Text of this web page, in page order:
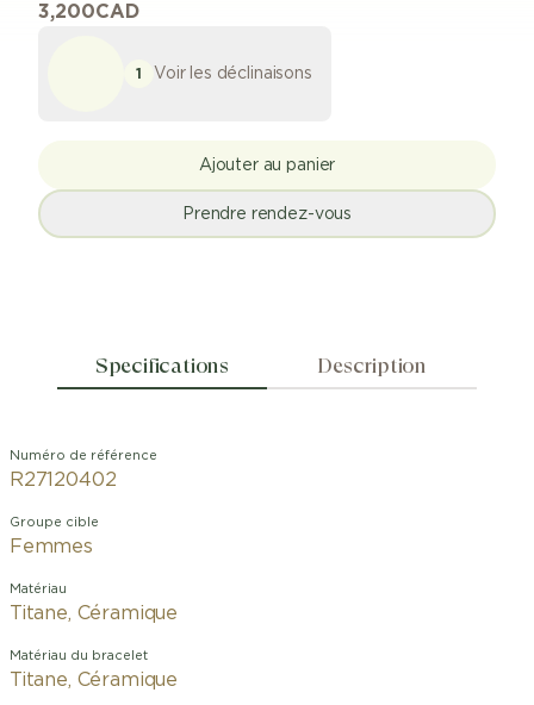
3,200CAD
1 Voir les déclinaisons
Ajouter au panier
Prendre rendez-vous
Specifications Description
Numéro de référence
R27120402
Groupe cible
Femmes
Matériau
Titane, Céramique
Matériau du bracelet
Titane, Céramique